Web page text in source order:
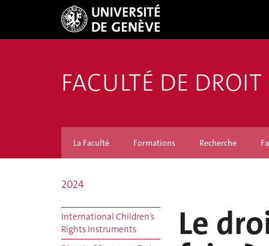
FACULTÉ DE DROIT
La Faculté Formations Recherche
2024
International Children’s
Rights Instruments
Le